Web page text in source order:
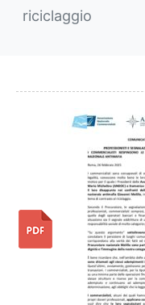
riciclaggio